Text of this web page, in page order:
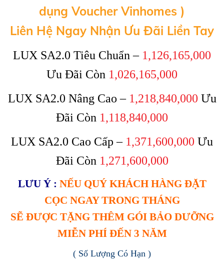
dụng Voucher Vinhomes )
Liên Hệ Ngay Nhận Ưu Đãi Liền Tay
LUX SA2.0 Tiêu Chuẩn – 1,126,165,000
Ưu Đãi Còn 1,026,165,000
LUX SA2.0 Nâng Cao – 1,218,840,000 Ưu
Đãi Còn 1,118,840,000
LUX SA2.0 Cao Cấp – 1,371,600,000 Ưu
Đãi Còn 1,271,600,000
LƯU Ý : NẾU QUÝ KHÁCH HÀNG ĐẶT
CỌC NGAY TRONG THÁNG
SẼ ĐƯỢC TẶNG THÊM GÓI BẢO DƯỠNG
MIỄN PHÍ ĐẾN 3 NĂM
( Số Lượng Có Hạn )